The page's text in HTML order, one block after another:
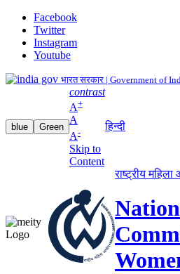
Facebook
Twitter
Instagram
Youtube
भारत सरकार | Government of
blue Green
contrast
A+
A
A-
Skip to
Content
हिन्दी
राष्ट्रीय महिला